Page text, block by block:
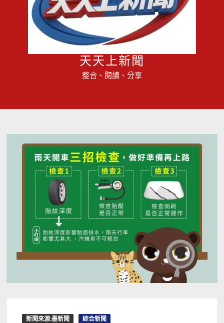
天天上新聞
整合、閱讀、分享
新聞來源:墨新聞 綜合新聞